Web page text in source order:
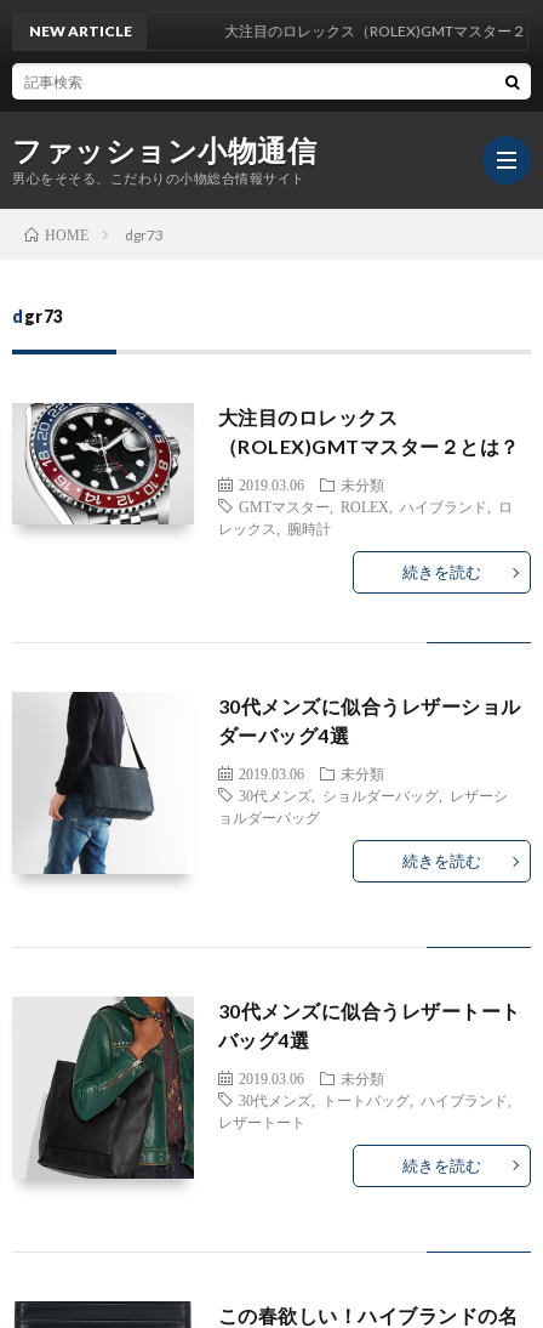
ファッション小物通信
男心をそそる、こだわりの小物総合情報サイト
NEW ARTICLE 大注目のロレックス（ROLEX)GMTマスター２とは？
HOME dgr73
dgr73
大注目のロレックス
（ROLEX)GMTマスター２とは？
2019.03.06
未分類
GMTマスター
ROLEX ハイブランド
ロ
レックス
腕時計
続きを読む
30代メンズに似合うレザーショル
ダーバッグ4選
2019.03.06
未分類
30代メンズ, ショルダーバッグ,
レザーシ
ョルダーバッグ
続きを読む
30代メンズに似合うレザートート
バッグ4選
2019.03.06
未分類
30代メンズ, トートバッグ, ハイブランド
レザートート
続きを読む
この春欲しい！ハイブランドの名